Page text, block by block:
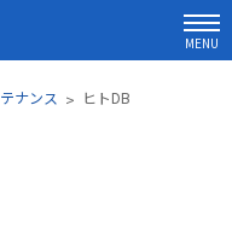
MENU
ナンス ヒトDB